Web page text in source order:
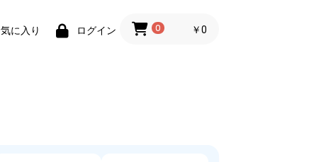
に入り ログイン 0 ￥0